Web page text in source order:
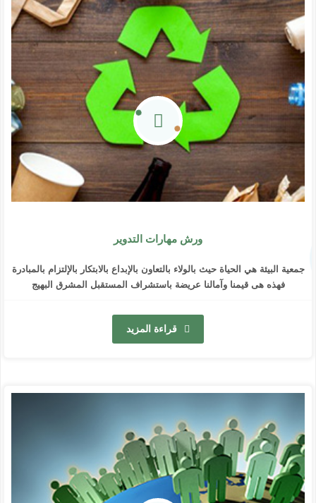
ورش مهارات التدوير
جمعية البيئة هي الحياة حيث بالولاء بالتعاون بالإبداع بالابتكار بالإلتزام بالمبادرة
فهذه هى قيمنا وآمالنا عريضة باستشراف المستقبل المشرق البهيج
قراءة المزيد